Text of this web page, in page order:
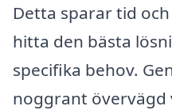
Detta sparar tid
hitta den bästa
specifika behov.
noggrant övervägd